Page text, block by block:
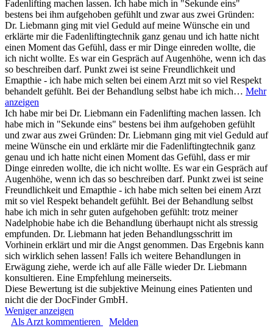
Fadenlifting machen lassen. Ich habe mich in "Sekunde eins"
bestens bei ihm aufgehoben gefühlt und zwar aus zwei Gründen:
Dr. Liebmann ging mit viel Geduld auf meine Wünsche ein und
erklärte mir die Fadenliftingtechnik ganz genau und ich hatte nicht
einen Moment das Gefühl, dass er mir Dinge einreden wollte, die
ich nicht wollte. Es war ein Gespräch auf Augenhöhe, wenn ich das
so beschreiben darf. Punkt zwei ist seine Freundlichkeit und
Emapthie - ich habe mich selten bei einem Arzt mit so viel Respekt
behandelt gefühlt. Bei der Behandlung selbst habe ich mich… Mehr
anzeigen
Ich habe mir bei Dr. Liebmann ein Fadenlifting machen lassen. Ich
habe mich in "Sekunde eins" bestens bei ihm aufgehoben gefühlt
und zwar aus zwei Gründen: Dr. Liebmann ging mit viel Geduld auf
meine Wünsche ein und erklärte mir die Fadenliftingtechnik ganz
genau und ich hatte nicht einen Moment das Gefühl, dass er mir
Dinge einreden wollte, die ich nicht wollte. Es war ein Gespräch auf
Augenhöhe, wenn ich das so beschreiben darf. Punkt zwei ist seine
Freundlichkeit und Emapthie - ich habe mich selten bei einem Arzt
mit so viel Respekt behandelt gefühlt. Bei der Behandlung selbst
habe ich mich in sehr guten aufgehoben gefühlt: trotz meiner
Nadelphobie habe ich die Behandlung überhaupt nicht als stressig
empfunden. Dr. Liebmann hat jeden Behandlungsschritt im
Vorhinein erklärt und mir die Angst genommen. Das Ergebnis kann
sich wirklich sehen lassen! Falls ich weitere Behandlungen in
Erwägung ziehe, werde ich auf alle Fälle wieder Dr. Liebmann
konsultieren. Eine Empfehlung meinerseits.
Diese Bewertung ist die subjektive Meinung eines Patienten und
nicht die der DocFinder GmbH.
Weniger anzeigen
Als Arzt kommentieren
Melden